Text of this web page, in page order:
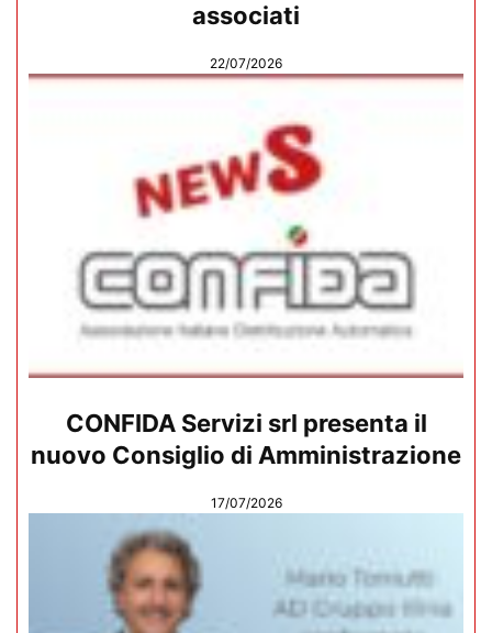
associati
22/07/2026
CONFIDA Servizi srl presenta il
nuovo Consiglio di Amministrazione
17/07/2026